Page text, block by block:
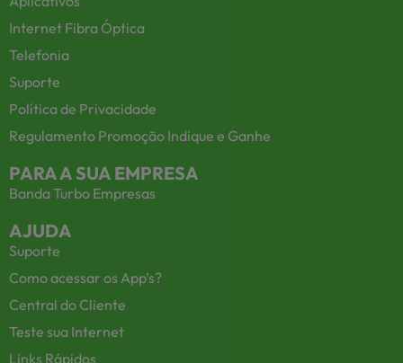
Internet Fibra Óptica
Telefonia
Suporte
Política de Privacidade
Regulamento Promoção Indique e Ganhe
PARA A SUA EMPRESA
Banda Turbo Empresas
AJUDA
Suporte
Como acessar os App’s?
Central do Cliente
Teste sua Internet
Links Rápidos